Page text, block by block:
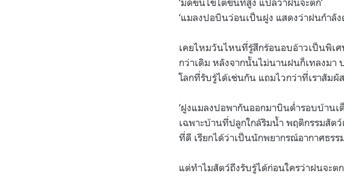
‘มดขนไข่ไต่ขึ้นที่สูง แปลว่าฝนจะตก’
‘แมลงปอบินว่อนเป็นฝูง แสดงว่าฝนกำลัง
เคยไหมวันไหนที่รู้สึกร้อนอบอ้าวเป็นพิเ
กว่าเดิม หลังจากนั้นไม่นานฝนก็เทลงมา
โลกที่รับรู้ได้เช่นกัน แถมไวกว่าที่เราสัมผั
‘ฝูงแมลงปอพากันออกมาบินต่ำรอบบ้าน
เฉพาะบ้านที่ปลูกใกล้ริมน้ำ พฤติกรรมสั
ที่ดี เรียกได้ว่าเป็นนักพยากรณ์อากาศธร
แต่ทำไมสัตว์ถึงรับรู้ได้ก่อนใครว่าฝนจะ